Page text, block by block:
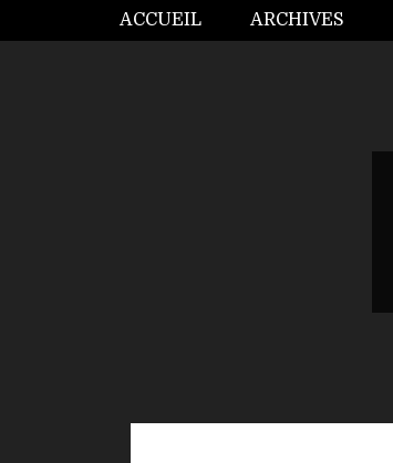
ACCUEIL ARCHIVES